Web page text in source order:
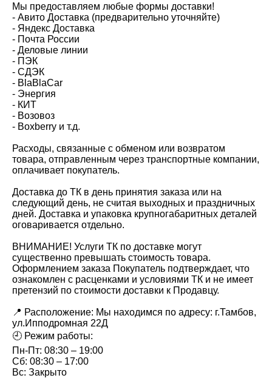
Мы предоставляем любые формы доставки!
- Авито Доставка (предварительно уточняйте)
- Яндекс Доставка
- Почта России
- Деловые линии
- ПЭК
- СДЭК
- BlaBlaCar
- Энергия
- КИТ
- Возовоз
- Вохbеrry и т.д.
Расходы, связанные с обменом или возвратом
товара, отправленным через транспортные компании,
оплачивает покупатель.
Доставка до ТК в день принятия заказа или на
следующий день, не считая выходных и праздничных
дней. Доставка и упаковка крупногабаритных деталей
оговаривается отдельно.
ВНИМАНИЕ! Услуги ТК по доставке могут
существенно превышать стоимость товара.
Оформлением заказа Покупатель подтверждает, что
ознакомлен с расценками и условиями ТК и не имеет
претензий по стоимости доставки к Продавцу.
📍 Расположение: Мы находимся по адресу: г.Тамбов,
ул.Ипподромная 22Д
🕘 Режим работы:
Пн-Пт: 08:30 – 19:00
Сб: 08:30 – 17:00
Вс: Закрыто